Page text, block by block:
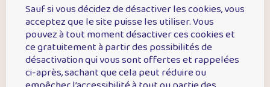
Sauf si vous décidez de désactiver les cookies, vous
acceptez que le site puisse les utiliser. Vous
pouvez à tout moment désactiver ces cookies et
ce gratuitement à partir des possibilités de
désactivation qui vous sont offertes et rappelées
ci-après, sachant que cela peut réduire ou